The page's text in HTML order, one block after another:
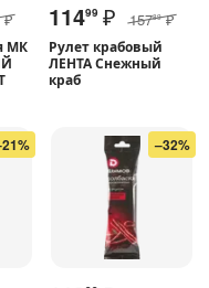
₽
МК
11499 ₽ 15789 ₽
Рулет крабовый
ЛЕНТА Снежный
краб
–32%